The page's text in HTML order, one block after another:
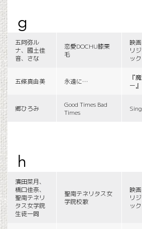
g
五阿弥ル
ナ、國土佳
音、さな
恋愛DOCHU膝栗
毛
映
リ
ック
五條真由美 永遠に…
『
ー』
郷ひろみ
Good Times Bad
Times
h
濱田菜月、
橋口佳奈、
聖南テネリ
タス女学院
生徒一同
聖南テネリタス女
学院校歌
映
リ
ック